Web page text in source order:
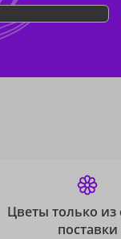
Цветы только из
поставки